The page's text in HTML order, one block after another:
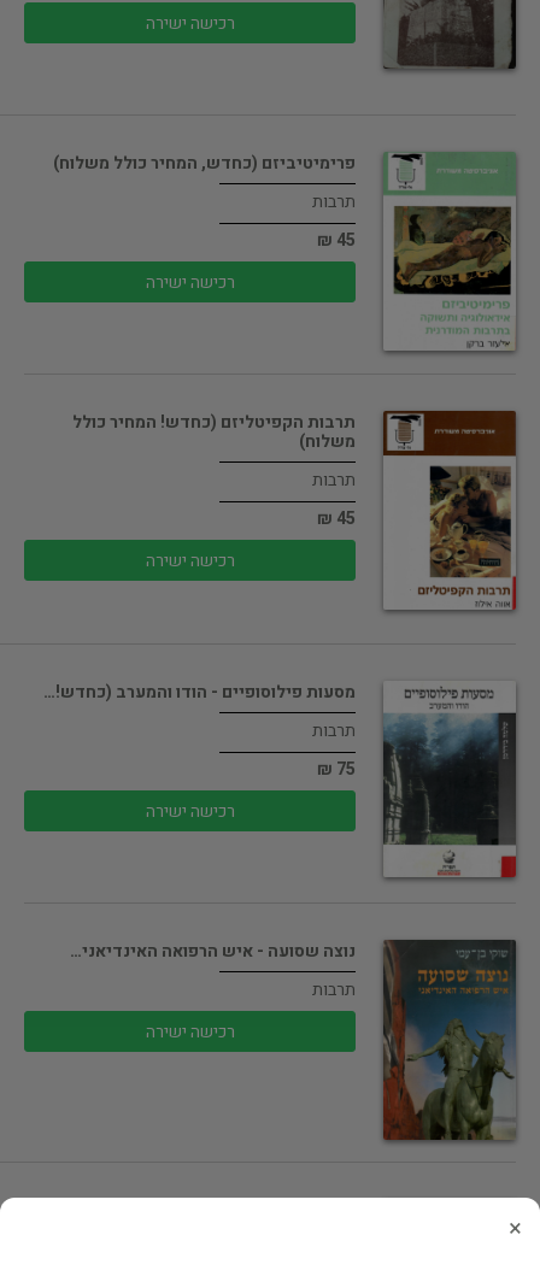
רכישה ישירה
פרימיטיביזם (כחדש, המחיר כולל משלוח)
תרבות
45 ₪
רכישה ישירה
תרבות הקפיטליזם (כחדש! המחיר כולל
משלוח)
תרבות
45 ₪
רכישה ישירה
מסעות פילוסופיים - הודו והמערב (כחדש!…
תרבות
75 ₪
רכישה ישירה
נוצה שסועה - איש הרפואה האינדיאני…
תרבות
רכישה ישירה
×